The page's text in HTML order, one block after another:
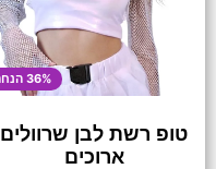
36% הנחה
טופ רשת לבן שרוולים
ארוכים